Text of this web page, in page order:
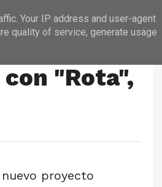
"Rota",
proyecto
Your IP address and user-agent
quality of service, generate usage